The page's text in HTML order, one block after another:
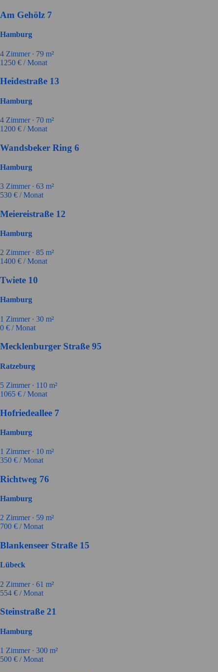
Am Gehölz 7
Hamburg
4 Zimmer ∙ 79 m²
1250 € / Monat
Heidestraße 13
Hamburg
4 Zimmer ∙ 70 m²
1200 € / Monat
Wandsbeker Ring 6
Hamburg
3 Zimmer ∙ 63 m²
530 € / Monat
Meiereistraße 12
Hamburg
2 Zimmer ∙ 85 m²
1400 € / Monat
Twiete 10
Hamburg
1 Zimmer ∙ 30 m²
0 € / Monat
Mecklenburger Straße 95
Ratzeburg
5 Zimmer ∙ 110 m²
1065 € / Monat
Hofriedeallee 7
Hamburg
1 Zimmer ∙ 10 m²
350 € / Monat
Richtweg 76
Hamburg
2 Zimmer ∙ 59 m²
700 € / Monat
Blankenseer Straße 15
Lübeck
2 Zimmer ∙ 61 m²
554 € / Monat
Steinstraße 21
Hamburg
1 Zimmer ∙ 300 m²
500 € / Monat